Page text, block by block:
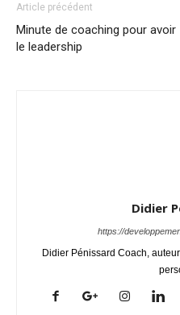
Article précédent
Minute de coaching pour avoir
le leadership
Didier
https://
Didier Pénissard Coach,